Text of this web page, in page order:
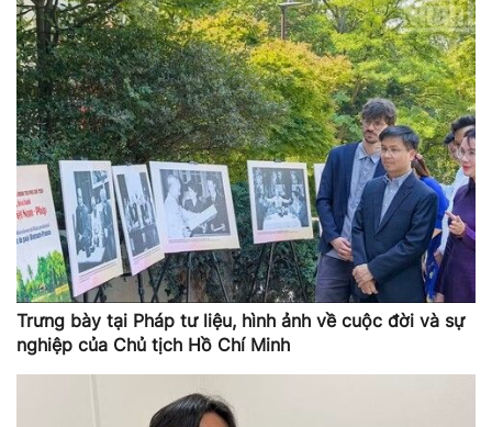
Trưng bày tại Pháp tư liệu, hình ảnh về cuộc đời và sự
nghiệp của Chủ tịch Hồ Chí Minh